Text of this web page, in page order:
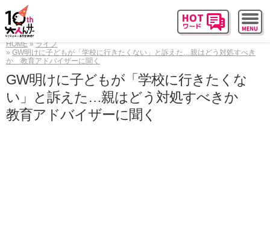
HOME
ライフ
GW明けに子どもが「学校に行きたくない」と訴えた…親はどう対処すべき
か 教育アドバイザーに聞く
GW明けに子どもが「学校に行きたくな
い」と訴えた…親はどう対処すべきか
教育アドバイザーに聞く